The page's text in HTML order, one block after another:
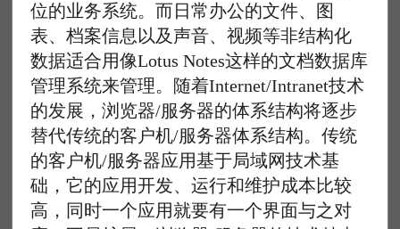
位的业务系统。而日常办公的文件、图
表、档案信息以及声音、视频等非结构化
数据适合用像Lotus Notes这样的文档数据库
管理系统来管理。随着Internet/Intranet技术
的发展，浏览器/服务器的体系结构将逐步
替代传统的客户机/服务器体系结构。传统
的客户机/服务器应用基于局域网技术基
础，它的应用开发、运行和维护成本比较
高，同时一个应用就要有一个界面与之对